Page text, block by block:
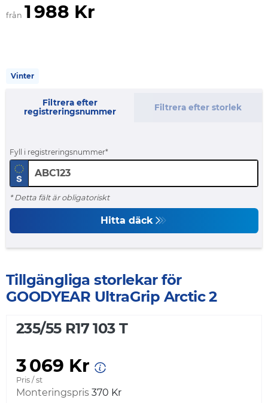
från 1 988 Kr
Vinter
Filtrera efter
registreringsnummer
Filtrera efter storlek
Fyll i registreringsnummer
* Detta fält är obligatoriskt
Hitta däck
Tillgängliga storlekar för
GOODYEAR UltraGrip Arctic 2
235/55 R17 103 T
3 069 Kr
Pris / st
Monteringspris 370 Kr